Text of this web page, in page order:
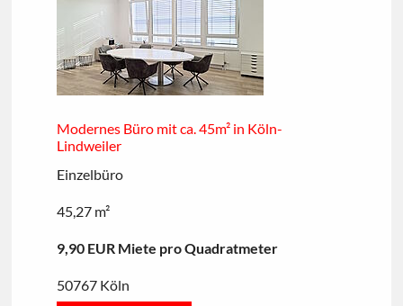
Modernes Büro mit ca. 45m² in Köln-
Lindweiler
Einzelbüro
45,27 m²
9,90 EUR Miete pro Quadratmeter
50767 Köln